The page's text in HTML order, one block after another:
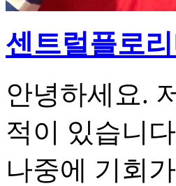
센트럴플로
안녕하세요.
적이 있습니
나중에 기회